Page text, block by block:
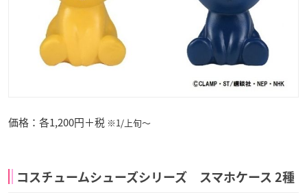
価格：各1,200円＋税 ※1/上旬～
コスチュームシューズシリーズ スマホケース 2種